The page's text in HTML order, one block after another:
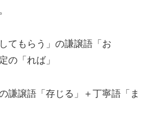
てもらう」の謙譲語「お
の「れば」
謙譲語「存じる」＋丁寧語「ま